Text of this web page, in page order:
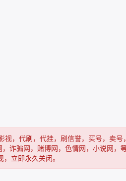
，代刷，代挂，刷信誉，买号，卖号
诈骗网，赌博网，色情网，小说网，
立即永久关闭。